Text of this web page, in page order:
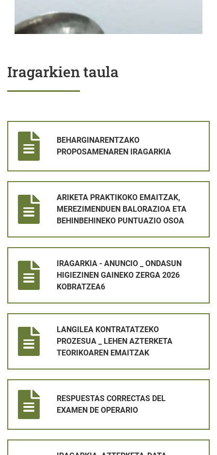
Iragarkien taula
BEHARGINARENTZAKO
PROPOSAMENAREN IRAGARKIA
ARIKETA PRAKTIKOKO EMAITZAK,
MEREZIMENDUEN BALORAZIOA ETA
BEHINBEHINEKO PUNTUAZIO OSOA
IRAGARKIA - ANUNCIO _ ONDASUN
HIGIEZINEN GAINEKO ZERGA 2026
KOBRATZEA6
LANGILEA KONTRATATZEKO
PROZESUA _ LEHEN AZTERKETA
TEORIKOAREN EMAITZAK
RESPUESTAS CORRECTAS DEL
EXAMEN DE OPERARIO